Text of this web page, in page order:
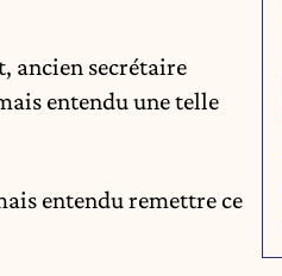
ancien secrétaire
entendu une telle
entendu remettre ce